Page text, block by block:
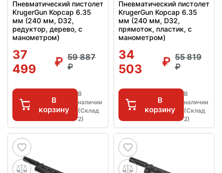
Пневматический пистолет
KrugerGun Корсар 6.35
мм (240 мм, D32,
редуктор, дерево, с
манометром)
37
499
59 887
В
корзину
В
наличии
(Склад
2)
Пневматический пистолет
KrugerGun Корсар 6.35
мм (240 мм, D32,
прямоток, пластик, с
манометром)
34
503
55 819
В
корзину
В
наличии
(Склад
2)